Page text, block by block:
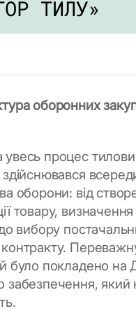
ТИЛУ»
оборонних
процес
здійснювався
оборони: від
товару, визначення
вибору
було покладено на
забезпечення, який